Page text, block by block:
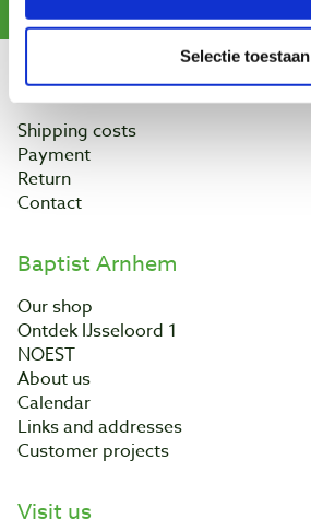
Selectie toestaan
Customer service
Shipping costs
Payment
Return
Contact
Baptist Arnhem
Our shop
Ontdek IJsseloord 1
NOEST
About us
Calendar
Links and addresses
Customer projects
Visit us